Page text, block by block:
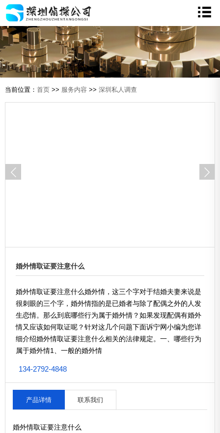
当前位置： 首页 >> 服务内容 >> 深圳私人调查
婚外情取证要注意什么
婚外情取证要注意什么婚外情，这三个字对于结婚夫妻来说是
很刺眼的三个字，婚外情指的是已婚者与除了配偶之外的人发
生恋情。那么到底哪些行为属于婚外情？如果发现配偶有婚外
情又应该如何取证呢？针对这几个问题下面诉宁网小编为您详
细介绍婚外情取证要注意什么相关的法律规定。一、哪些行为
属于婚外情1、一般的婚外情
134-2792-4848
产品详情 联系我们
婚外情取证要注意什么